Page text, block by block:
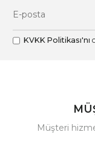
KVKK Politikası'nı
Müşteri